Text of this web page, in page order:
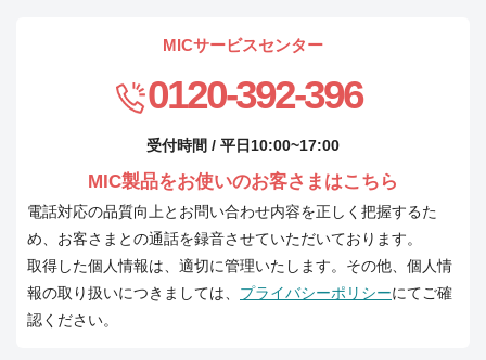
MICサービスセンター
0120-392-396
受付時間 / 平日10:00~17:00
MIC製品をお使いのお客さまはこちら
電話対応の品質向上とお問い合わせ内容を正しく把握するた
め、お客さまとの通話を録音させていただいております。
取得した個人情報は、適切に管理いたします。その他、個人情
報の取り扱いにつきましては、 プライバシーポリシーにてご確
認ください。